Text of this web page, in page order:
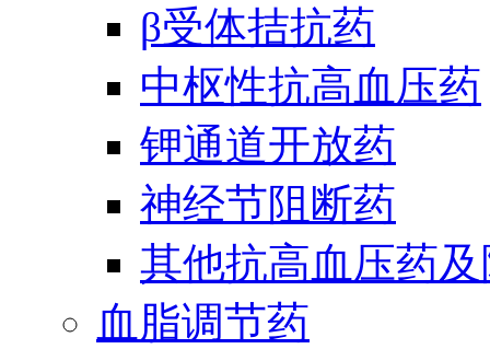
β受体拮抗药
中枢性抗高血压药
钾通道开放药
神经节阻断药
其他抗高血压药
血脂调节药